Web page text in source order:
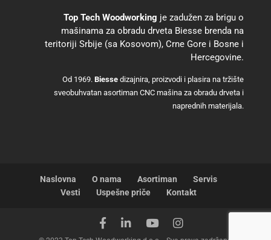
Top Tech Woodworking je zadužen za brigu o
mašinama za obradu drveta Biesse brenda na
teritoriji Srbije (sa Kosovom), Crne Gore i Bosne i
Hercegovine.
Od 1969.Biesse dizajnira, proizvodi i plasira na tržište
sveobuhvatan asortiman CNC mašina za obradu drveta i
naprednih materijala.
Naslovna O nama Asortiman
Servis
Vesti
Uspešne priče Kontakt